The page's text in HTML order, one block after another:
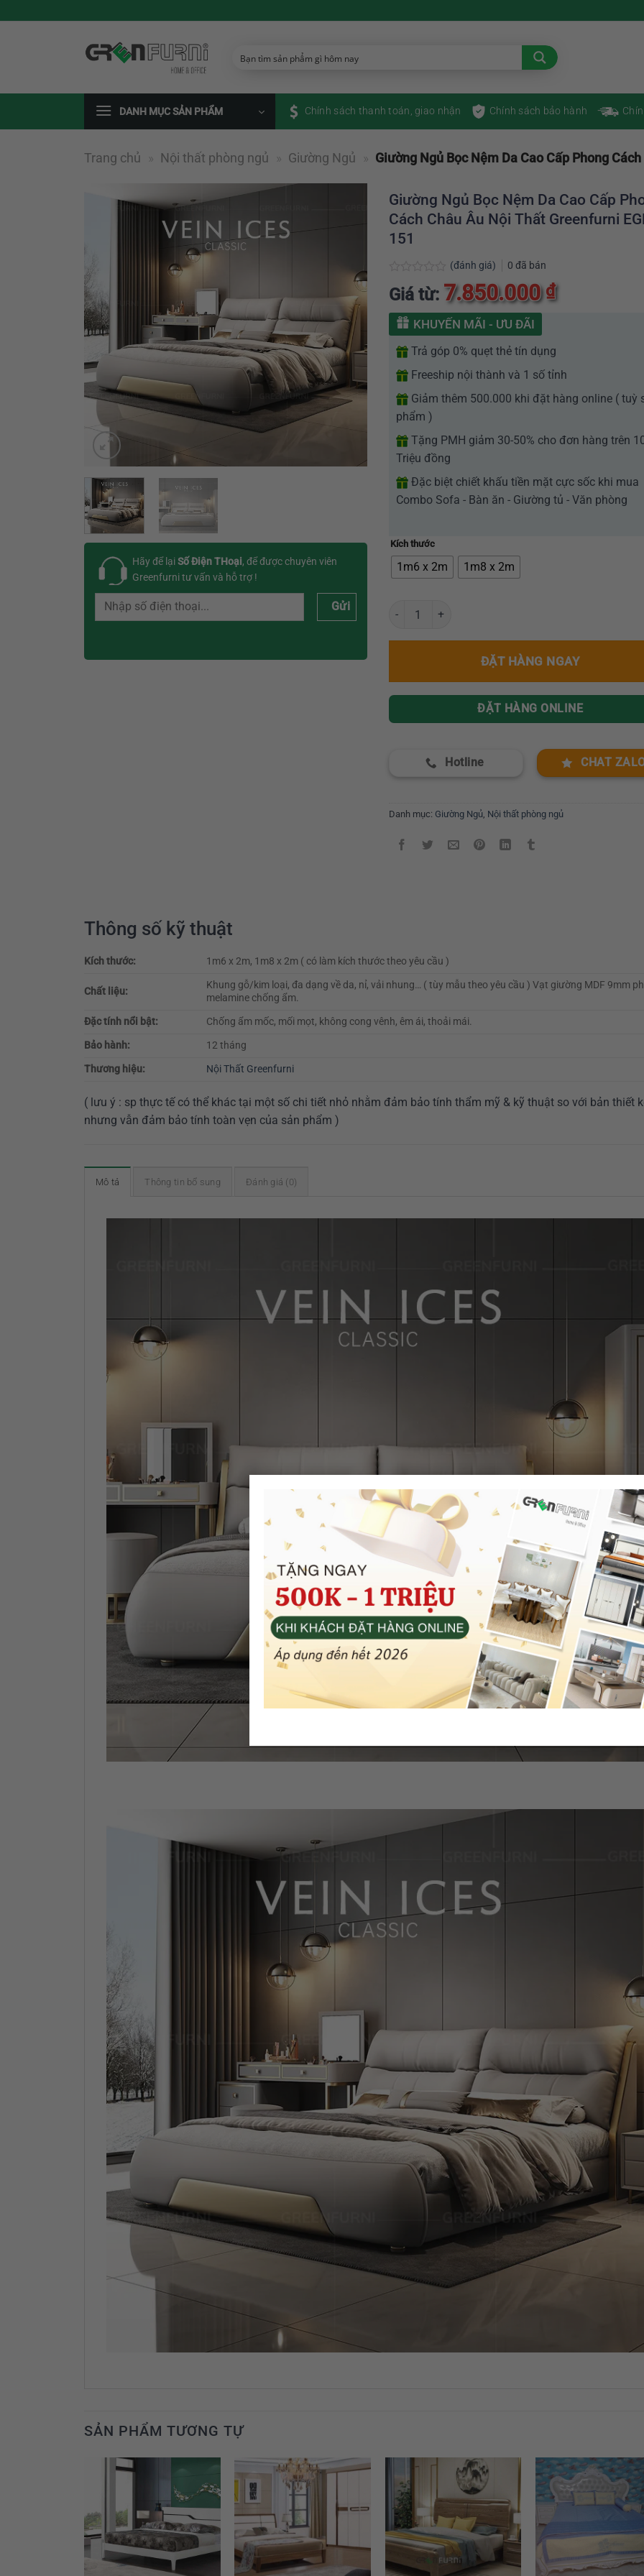
DANH MỤC SẢN PHẨM Chính sách thanh toán, giao nhận Chính sách bảo hành
Trang chủ » Nội thất phòng ngủ » Giường Ngủ » Giường Ngủ Bọc Nệm Da Cao Cấp Phong
Hãy để lạiSố Điện THoại, để được chuyên viên
Greenfurni tư vấn và hỗ trợ !
Gửi
Giường Ngủ Bọc Nệm Da Cao Cấp
Cách Châu Âu Nội Thất Greenfurni
151
Được
xếp
0
(đánh giá) 0 đã bán
Giá từ: 7.850.000₫
KHUYẾN MÃI - ƯU ĐÃI
Trả góp 0% quẹt thẻ tín dụng
Freeship nội thành và 1 số tỉnh
Giảm thêm 500.000 khi đặt hàng online ( tuỳ
phẩm )
Tặng PMH giảm 30-50% cho đơn hàng trên
Triệu đồng
Đặc biệt chiết khấu tiền mặt cực sốc khi mua
Combo Sofa - Bàn ăn - Giường tủ - Văn phòng
Kích thước
1m6 x 2m 1m8 x 2m
Giường Ngủ Bọc Nệm Da Cao Cấp Phong Cách Châu
ĐẶT HÀNG NGAY
ĐẶT HÀNG ONLINE
Hotline CHAT
Danh mục: Giường Ngủ, Nội thất phòng ngủ
Thông số kỹ thuật
Kích thước: 1m6 x 2m, 1m8 x 2m ( có làm kích thước theo yêu cầu )
Chất liệu:
Khung gỗ/kim loại, đa dạng về da, nỉ, vải nhung… ( tùy mẫu theo yêu cầu ) Vạt giường MDF 9mm
melamine chống ẩm.
Đặc tính nổi bật:
Chống ẩm mốc, mối mọt, không cong vênh, êm ái, thoải mái.
Bảo hành:
12 tháng
Thương hiệu:
Nội Thất Greenfurni
( lưu ý : sp thực tế có thể khác tại một số chi tiết nhỏ nhằm đảm bảo tính thẩm mỹ & kỹ thuật so với bản thiết
nhưng vẫn đảm bảo tính toàn vẹn của sản phẩm )
Mô tả Thông tin bổ sung Đánh giá (0)
SẢN PHẨM TƯƠNG TỰ